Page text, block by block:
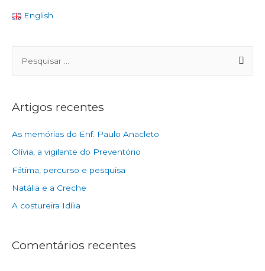
English
Artigos recentes
As memórias do Enf. Paulo Anacleto
Olívia, a vigilante do Preventório
Fátima, percurso e pesquisa
Natália e a Creche
A costureira Idília
Comentários recentes